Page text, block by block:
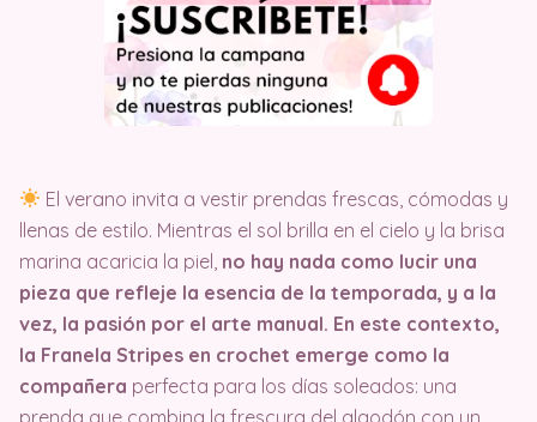
El verano invita a vestir prendas frescas, cómodas y
llenas de estilo. Mientras el sol brilla en el cielo y la brisa
marina acaricia la piel, no hay nada como lucir una
pieza que refleje la esencia de la temporada, y a la
vez, la pasión por el arte manual. En este contexto,
la Franela Stripes en crochet emerge como la
compañera perfecta para los días soleados: una
prenda que combina la frescura del algodón con un